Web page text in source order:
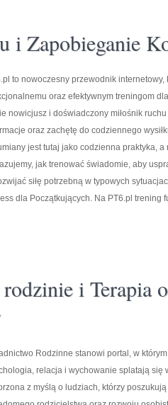
i Zapobieganie
to nowoczesny przewodnik
oraz efektywnym treningom
nowicjusz i doświadczony miłośnik
oraz zachętę do codziennego
jest tutaj jako codzienna praktyka, a
jak trenować świadomie, aby
siłę potrzebną w typowych
dla Początkujących. Na PT6.pl
i Terapia
Rodzinne stanowi portal, w
relacja i wychowanie splatają się
z myślą o ludziach, którzy